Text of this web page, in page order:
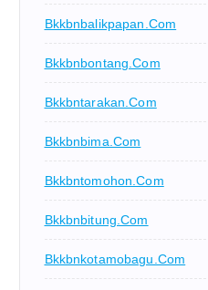
Bkkbnbalikpapan.com
Bkkbnbontang.com
Bkkbntarakan.com
Bkkbnbima.com
Bkkbntomohon.com
Bkkbnbitung.com
Bkkbnkotamobagu.com